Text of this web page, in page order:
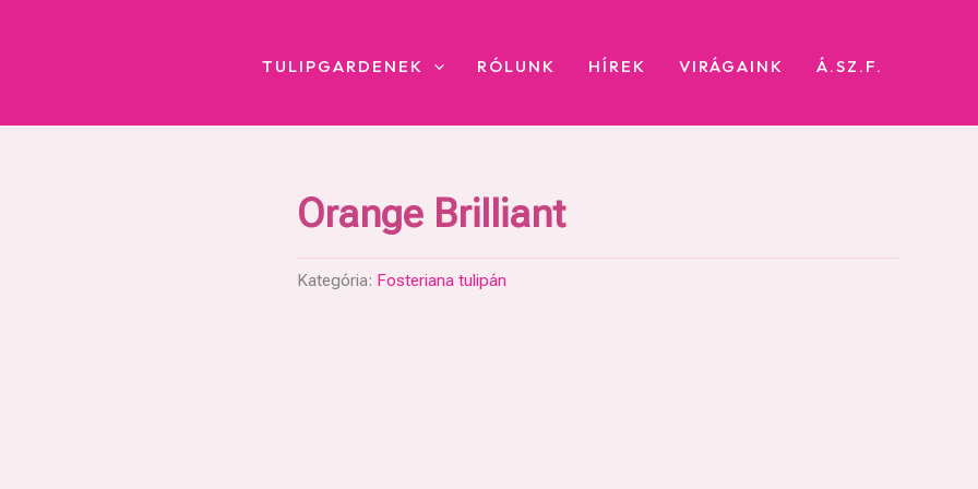
TULIPGARDENEK RÓLUNK HÍREK VIRÁGAINK Á.SZ.F.
Orange Brilliant
Kategória: Fosteriana tulipán